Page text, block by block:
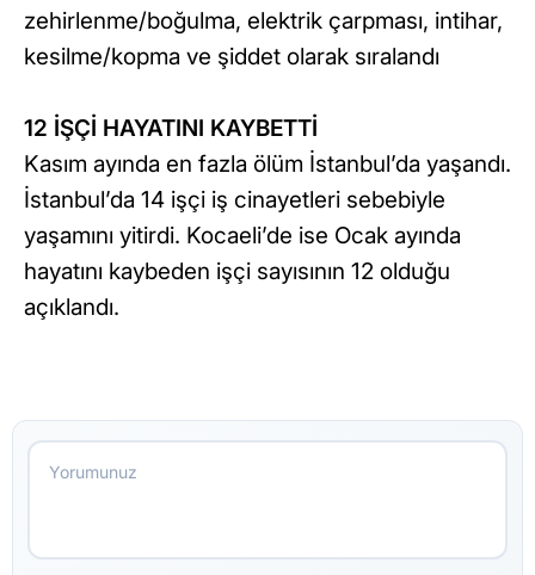
zehirlenme/boğulma, elektrik çarpması, intihar,
kesilme/kopma ve şiddet olarak sıralandı
12 İŞÇİ HAYATINI KAYBETTİ
Kasım ayında en fazla ölüm İstanbul’da yaşandı.
İstanbul’da 14 işçi iş cinayetleri sebebiyle
yaşamını yitirdi. Kocaeli’de ise Ocak ayında
hayatını kaybeden işçi sayısının 12 olduğu
açıklandı.